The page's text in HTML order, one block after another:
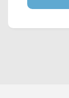
com forno
mais